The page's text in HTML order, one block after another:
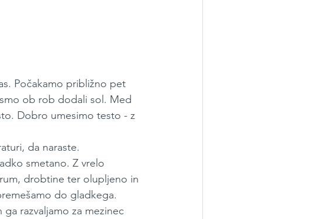
Počakamo približno pet
ob rob dodali sol. Med
Dobro umesimo testo - z
da naraste.
smetano. Z vrelo
drobtine ter olupljeno in
do gladkega.
razvaljamo za mezinec